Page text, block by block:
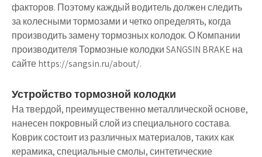
факторов. Поэтому каждый водитель должен следить
за колесными тормозами и четко определять, когда
производить замену тормозных колодок. О Компании
производителя Тормозные колодки SANGSIN BRAKE на
сайте https://sangsin.ru/about/.
Устройство тормозной колодки
На твердой, преимущественно металлической основе,
нанесен покровный слой из специального состава.
Коврик состоит из различных материалов, таких как
керамика, специальные смолы, синтетические